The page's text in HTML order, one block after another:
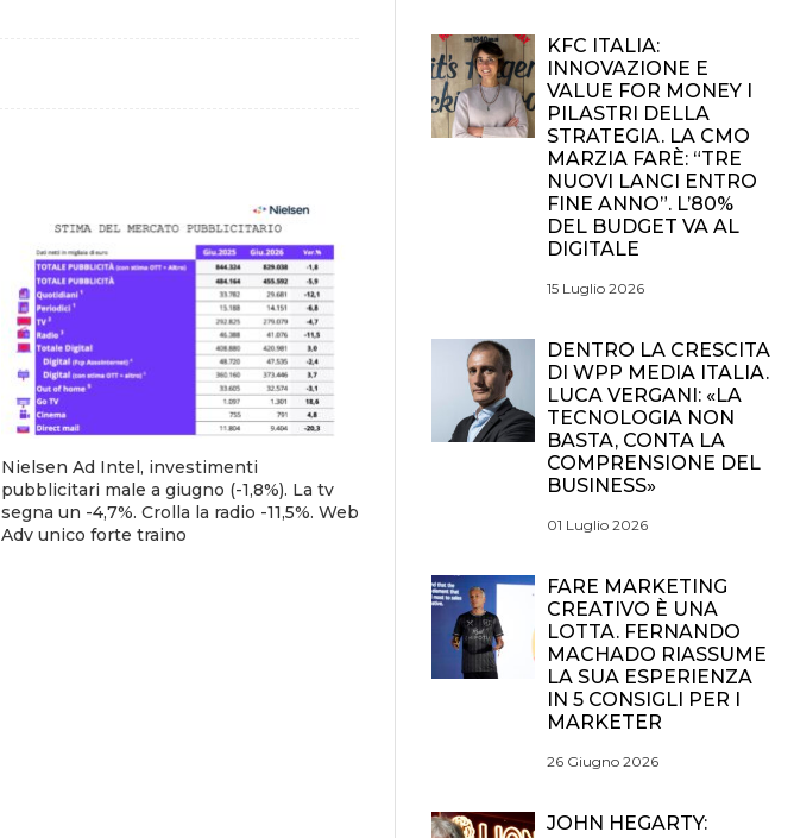
Nielsen Ad Intel, investimenti
pubblicitari male a giugno (-1,8%). La tv
segna un -4,7%. Crolla la radio -11,5%. Web
Adv unico forte traino
KFC ITALIA:
INNOVAZIONE E
VALUE FOR MONEY I
PILASTRI DELLA
STRATEGIA. LA CMO
MARZIA FARÈ: “TRE
NUOVI LANCI ENTRO
FINE ANNO”. L’80%
DEL BUDGET VA AL
DIGITALE
15 Luglio 2026
DENTRO LA CRESCITA
DI WPP MEDIA ITALIA.
LUCA VERGANI: «LA
TECNOLOGIA NON
BASTA, CONTA LA
COMPRENSIONE DEL
BUSINESS»
01 Luglio 2026
FARE MARKETING
CREATIVO È UNA
LOTTA. FERNANDO
MACHADO RIASSUME
LA SUA ESPERIENZA
IN 5 CONSIGLI PER I
MARKETER
26 Giugno 2026
JOHN HEGARTY: